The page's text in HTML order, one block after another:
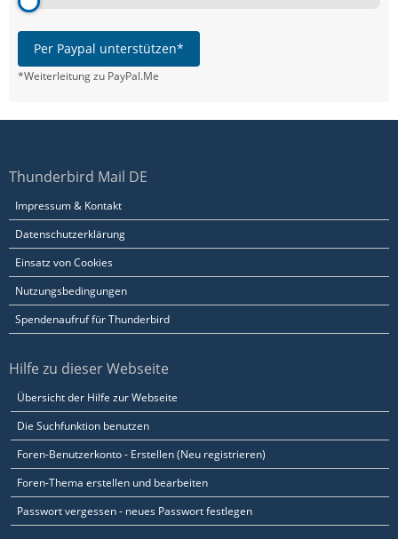
Per Paypal unterstützen*
*Weiterleitung zu PayPal.Me
Thunderbird Mail DE
Impressum & Kontakt
Datenschutzerklärung
Einsatz von Cookies
Nutzungsbedingungen
Spendenaufruf für Thunderbird
Hilfe zu dieser Webseite
Übersicht der Hilfe zur Webseite
Die Suchfunktion benutzen
Foren-Benutzerkonto - Erstellen (Neu registrieren)
Foren-Thema erstellen und bearbeiten
Passwort vergessen - neues Passwort festlegen